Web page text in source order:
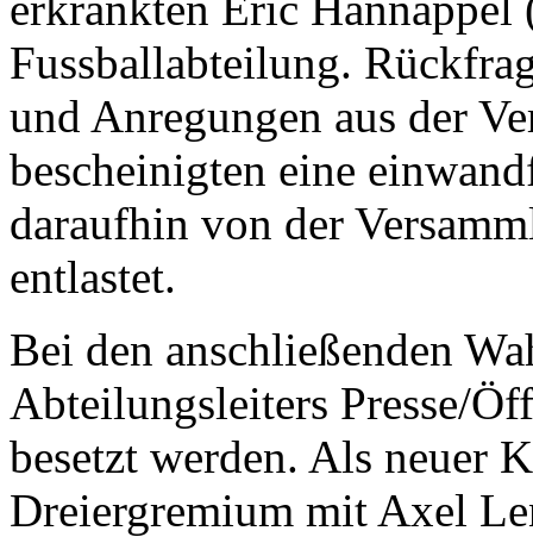
Fussballabteilung.
und Anregungen aus der
bescheinigten eine
daraufhin von der
entlastet.
Bei den anschließenden
Abteilungsleiters Presse/
besetzt werden. Als neuer
Dreiergremium mit Axel